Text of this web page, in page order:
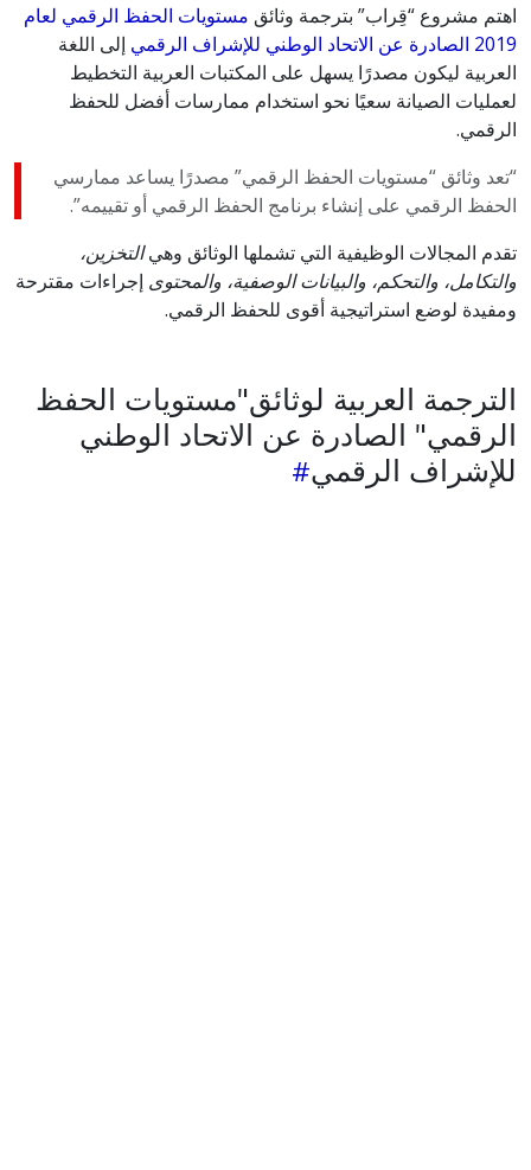
اهتم مشروع “قِراب” بترجمة وثائق مستويات الحفظ الرقمي لعام
2019 الصادرة عن الاتحاد الوطني للإشراف الرقمي
إلى اللغة
العربية ليكون مصدرًا يسهل على المكتبات العربية التخطيط
لعمليات الصيانة سعيًا نحو استخدام ممارسات أفضل للحفظ
الرقمي.
“تعد وثائق “مستويات الحفظ الرقمي” مصدرًا يساعد ممارسي
الحفظ الرقمي على إنشاء برنامج الحفظ الرقمي أو تقييمه”.
تقدم المجالات الوظيفية التي تشملها الوثائق وهيالتخزين،
والتكامل، والتحكم، والبيانات الوصفية، والمحتوى إجراءات مقترحة
ومفيدة لوضع استراتيجية أقوى للحفظ الرقمي.
الترجمة العربية لوثائق"مستويات الحفظ
الرقمي" الصادرة عن الاتحاد الوطني
للإشراف الرقمي